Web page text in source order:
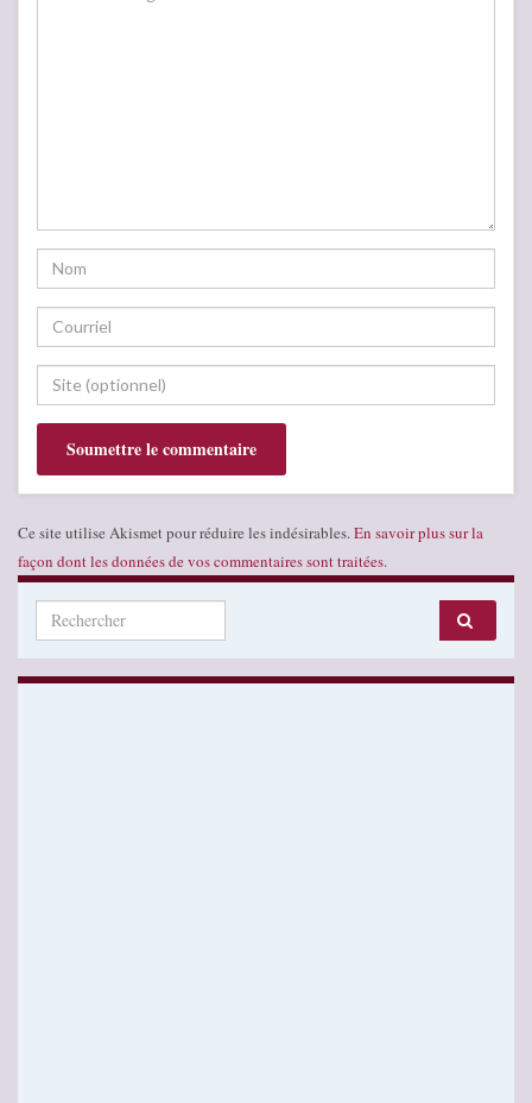
Ce site utilise Akismet pour réduire les indésirables. En savoir plus sur la
façon dont les données de vos commentaires sont traitées.
Search for: